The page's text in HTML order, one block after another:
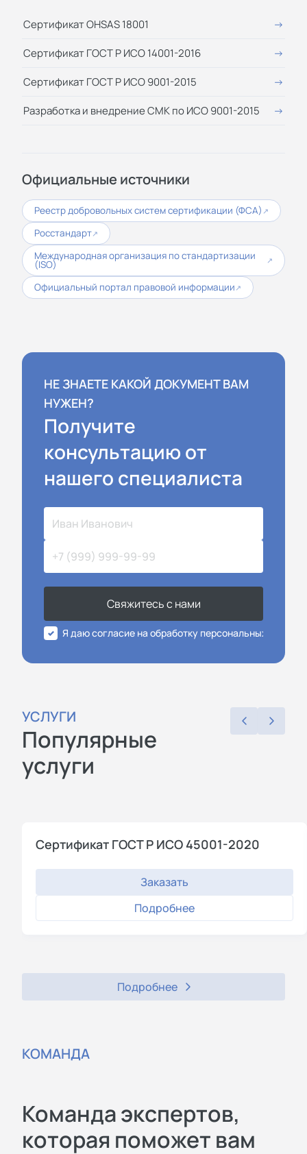
Сертификат OHSAS 18001
Сертификат ГОСТ Р ИСО 14001-2016
Сертификат ГОСТ Р ИСО 9001-2015
Разработка и внедрение СМК по ИСО 9001-2015
Официальные источники
Реестр добровольных систем сертификации (ФСА) ↗
Росстандарт↗
Международная организация по стандартизации
(ISO) ↗
Официальный портал правовой информации ↗
НЕ ЗНАЕТЕ КАКОЙ ДОКУМЕНТ ВАМ
НУЖЕН?
Получите
консультацию от
нашего специалиста
Свяжитесь с нами
Я даю согласие на обработку персональных
УСЛУГИ
Популярные
услуги
Сертификат ГОСТ Р ИСО 45001-2020
Заказать
Подробнее
Подробнее
КОМАНДА
Команда экспертов,
которая поможет вам